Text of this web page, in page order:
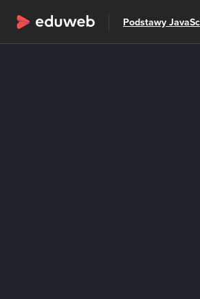
Wszystkie
Podstawy